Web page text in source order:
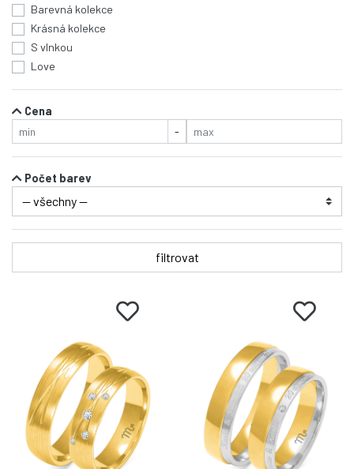
Barevná kolekce
Krásná kolekce
S vlnkou
Love
Cena
-
Počet barev
filtrovat